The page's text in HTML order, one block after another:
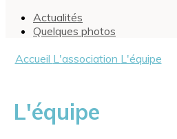
Actualités
Quelques photos
Accueil L'association L'équipe
L'équipe